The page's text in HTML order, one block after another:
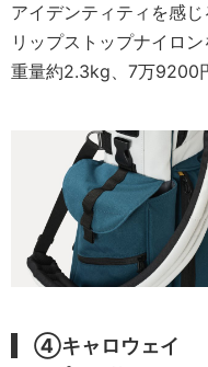
アイデンティティを感
リップストップナイロ
重量約2.3kg、7万9200
④キャロウェイ